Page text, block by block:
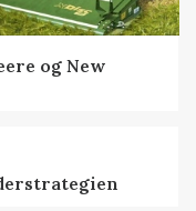
og New